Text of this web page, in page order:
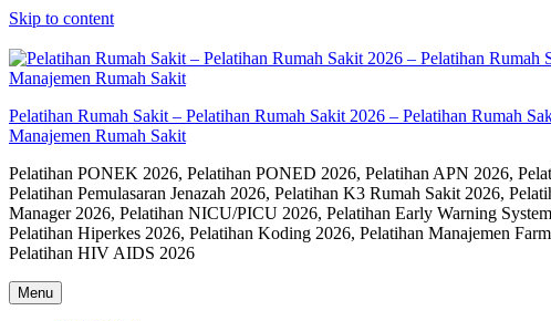
Skip to content
Pelatihan Rumah Sakit – Pelatihan Rumah Sakit 2026 – Pelatihan Rumah
Manajemen Rumah Sakit
Pelatihan PONEK 2026, Pelatihan PONED 2026, Pelatihan APN 2026,
Pelatihan Pemulasaran Jenazah 2026, Pelatihan K3 Rumah Sakit 2026,
Manager 2026, Pelatihan NICU/PICU 2026, Pelatihan Early Warning
Pelatihan Hiperkes 2026, Pelatihan Koding 2026, Pelatihan Manajemen
Pelatihan HIV AIDS 2026
Menu